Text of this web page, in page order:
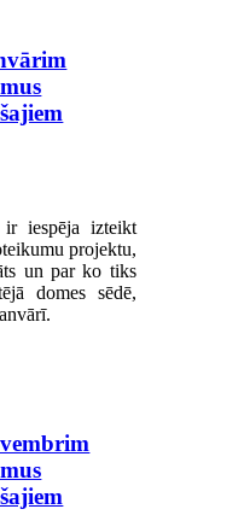
ir iespēja izteikt
projektu,
un par ko tiks
domes sēdē,